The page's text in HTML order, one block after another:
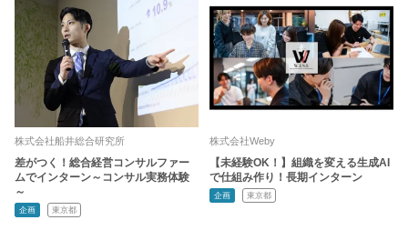
株式会社船井総合研究所
差がつく！総合経営コンサルファー
ムでインターン～コンサル実務体験
～
企画 東京都
株式会社Weby
【未経験OK！】組織を変える生成AI
で仕組み作り！長期インターン
企画 東京都